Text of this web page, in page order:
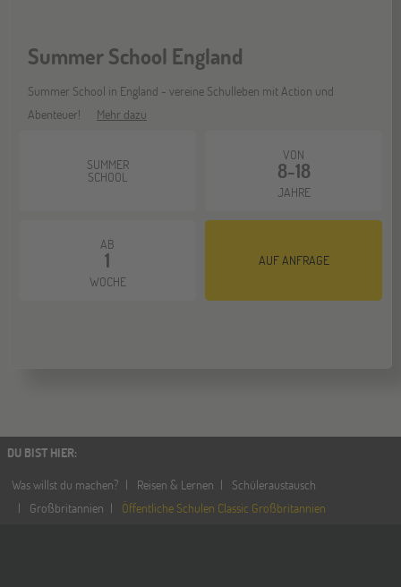
Jugendbildungsmesse JuBi
07 Berlin
Schüleraustausch-Infoabend (Europa)
NOV Jugendbildungsmesse JuBi
21 Münster
Summer School England
Summer School in England - vereine Schulleben mit Action und
Abenteuer!
Mehr dazu
SUMMER
SCHOOL
VON
8-18
JAHRE
AB
1
WOCHE
AUF ANFRAGE
DU BIST HIER:
Was willst du machen?
Reisen & Lernen
Schüleraustausch
Großbritannien
Öffentliche Schulen Classic Großbritannien